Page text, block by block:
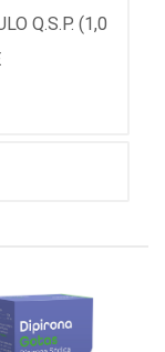
Q.S.P. (1,0